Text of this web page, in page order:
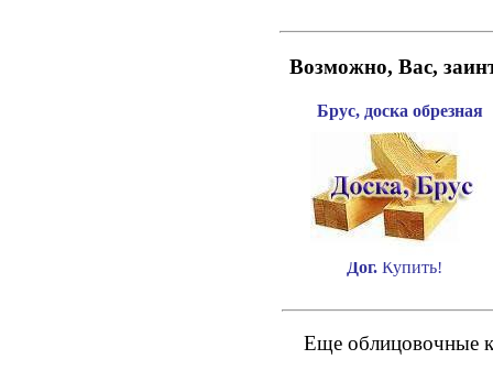
Возможно, Вас,
Еще облицовочные
Брус, доска обрезная
Дог. Купить!